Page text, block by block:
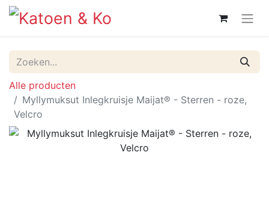
Alle producten
Myllymuksut Inlegkruisje Maijat® - Sterren - roze,
Velcro